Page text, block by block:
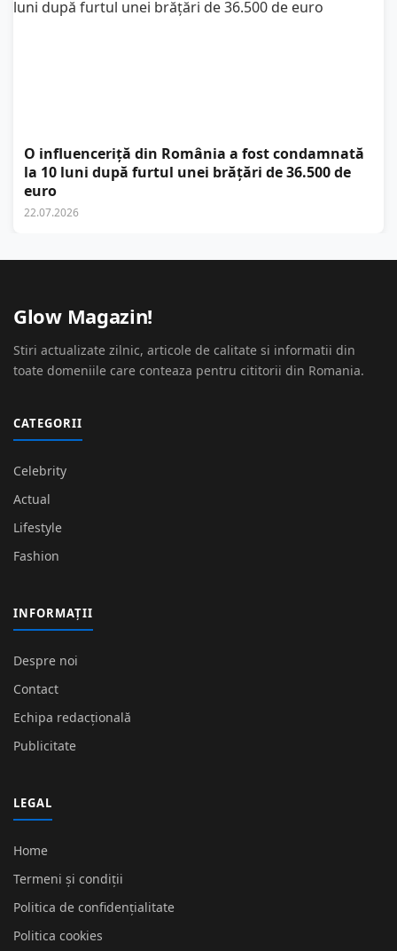
O influenceriță din România a fost condamnată
la 10 luni după furtul unei brățări de 36.500 de
euro
22.07.2026
Glow Magazin!
Stiri actualizate zilnic, articole de calitate si informatii din
toate domeniile care conteaza pentru cititorii din Romania.
CATEGORII
Celebrity
Actual
Lifestyle
Fashion
INFORMAȚII
Despre noi
Contact
Echipa redacțională
Publicitate
LEGAL
Home
Termeni și condiții
Politica de confidențialitate
Politica cookies